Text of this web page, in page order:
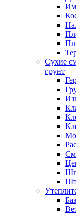
Сухие
грунт